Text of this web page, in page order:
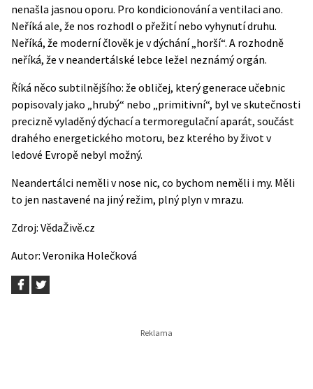
nenašla jasnou oporu. Pro kondicionování a ventilaci ano.
Neříká ale, že nos rozhodl o přežití nebo vyhynutí druhu.
Neříká, že moderní člověk je v dýchání „horší“. A rozhodně
neříká, že v neandertálské lebce ležel neznámý orgán.
Říká něco subtilnějšího: že obličej, který generace učebnic
popisovaly jako „hrubý“ nebo „primitivní“, byl ve skutečnosti
precizně vyladěný dýchací a termoregulační aparát, součást
drahého energetického motoru, bez kterého by život v
ledové Evropě nebyl možný.
Neandertálci neměli v nose nic, co bychom neměli i my. Měli
to jen nastavené na jiný režim, plný plyn v mrazu.
Zdroj: VědaŽivě.cz
Autor: Veronika Holečková